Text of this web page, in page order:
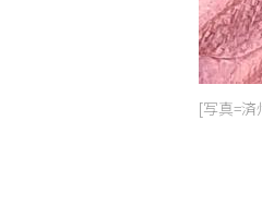
[写真=